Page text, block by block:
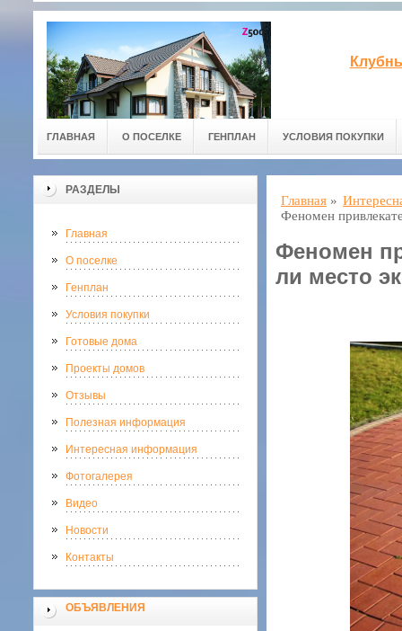
ГЛАВНАЯ О ПОСЕЛКЕ ГЕНПЛАН УСЛОВИЯ ПОКУПКИ
РАЗДЕЛЫ
Главная
О поселке
Генплан
Условия покупки
Готовые дома
Проекты домов
Отзывы
Полезная информация
Интересная информация
Фотогалерея
Видео
Новости
Контакты
ОБЪЯВЛЕНИЯ
Главная »
Феномен
Феномен
ли место